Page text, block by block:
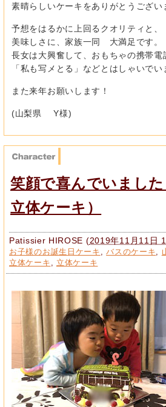
素晴らしいケーキをありがとうござい
予想をはるかに上回るクオリティと、
美味しさに、家族一同 大満足です。
長女は大興奮して、おもちゃの携帯電
「私も写メとる」などとはしゃいでい
また来年お願いします！
(山梨県 Y様)
笑顔で喜んでいまし
立体ケーキ）
Patissier HIROSE (2019年11月11日
お子様のお誕生日ケーキ ,バスのケーキ
立体ケーキ
立体ケーキ